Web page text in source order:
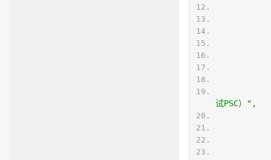
试PSC）" ,